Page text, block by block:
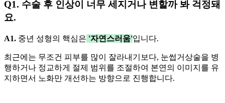
Q1. 수술 후 인상이 너무 세지거나 변할까 봐 걱정돼
요.
A1. 중년 성형의 핵심은 '자연스러움'입니다.
최근에는 무조건 피부를 많이 잘라내기보다, 눈썹거상술을 병
행하거나 정교하게 절제 범위를 조절하여 본연의 이미지를 유
지하면서 노화만 개선하는 방향으로 진행합니다.